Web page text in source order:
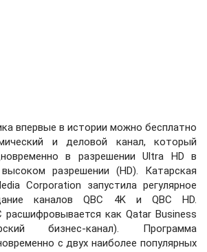
впервые в истории можно бесплатно
и деловой канал, который
в разрешении Ultra HD в
разрешении (HD). Катарская
Corporation запустила регулярное
каналов QBC 4K и QBC HD.
расшифровывается как Qatar Business
бизнес-канал). Программа
с двух наиболее популярных